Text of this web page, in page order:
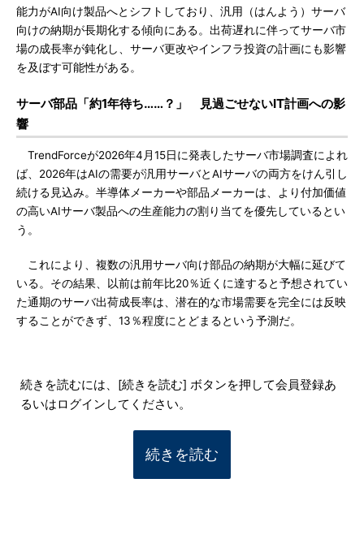
能力がAI向け製品へとシフトしており、汎用（はんよう）サーバ
向けの納期が長期化する傾向にある。出荷遅れに伴ってサーバ市
場の成長率が鈍化し、サーバ更改やインフラ投資の計画にも影響
を及ぼす可能性がある。
サーバ部品「約1年待ち……？」 見過ごせないIT計画への影
響
TrendForceが2026年4月15日に発表したサーバ市場調査によれ
ば、2026年はAIの需要が汎用サーバとAIサーバの両方をけん引し
続ける見込み。半導体メーカーや部品メーカーは、より付加価値
の高いAIサーバ製品への生産能力の割り当てを優先しているとい
う。
これにより、複数の汎用サーバ向け部品の納期が大幅に延びて
いる。その結果、以前は前年比20％近くに達すると予想されてい
た通期のサーバ出荷成長率は、潜在的な市場需要を完全には反映
することができず、13％程度にとどまるという予測だ。
続きを読むには、[続きを読む] ボタンを押して会員登録あ
るいはログインしてください。
続きを読む